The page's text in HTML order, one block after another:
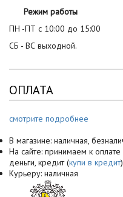
Режим работы
ПН -ПТ с 10:00 до 15:00
СБ - ВС выходной.
ОПЛАТА
смотрите подробнее
В магазине: наличная,
На сайте: принимаем к
деньги, кредит (купи в кредит)
Курьеру: наличная